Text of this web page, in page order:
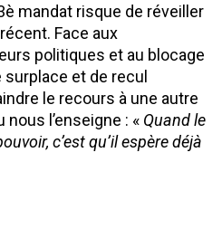
mandat risque de réveiller
Face aux
politiques et au blocage
et de recul
le recours à une autre
nous l’enseigne : « Quand le
c’est qu’il espère déjà